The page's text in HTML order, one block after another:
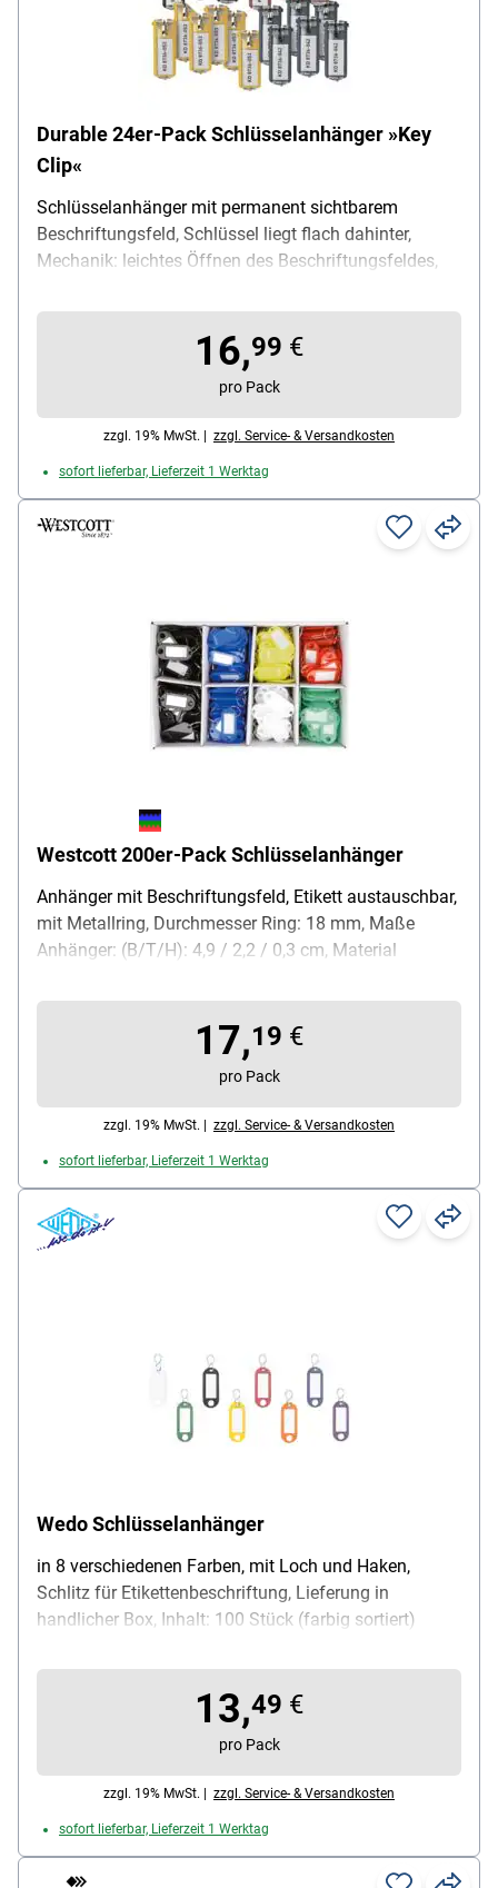
Durable 24er-Pack Schlüsselanhänger »Key
Clip«
Schlüsselanhänger mit permanent sichtbarem
Beschriftungsfeld, Schlüssel liegt flach dahinter,
Mechanik: leichtes Öffnen des Beschriftungsfeldes,
Schlüsselkästen »Key Box« und Schlüsselbrett »Key
Board«, kostenloser Download von
Beschriftungsvorlagen, Farbe: schwarz, rot, gelb, blau,
Lieferung farbig sortiert (je 6 Stück), Maße (B/T/H):
24/15/68 mm, Material: Kunststoff, Inhalt: 24 Stück
16,99 €
pro Pack
zzgl. 19% MwSt. | zzgl. Service- & Versandkosten
sofort lieferbar, Lieferzeit 1 Werktag
Westcott 200er-Pack Schlüsselanhänger
Anhänger mit Beschriftungsfeld, Etikett austauschbar,
mit Metallring, Durchmesser Ring: 18 mm, Maße
Anhänger: (B/T/H): 4,9 / 2,2 / 0,3 cm, Material
bedrucktem Etikett, Lieferumfang: 200
17,19 €
pro Pack
zzgl. 19% MwSt. | zzgl. Service- & Versandkosten
sofort lieferbar, Lieferzeit 1 Werktag
Wedo Schlüsselanhänger
in 8 verschiedenen Farben, mit Loch und Haken,
Schlitz für Etikettenbeschriftung, Lieferung in
handlicher Box, Inhalt: 100 Stück (farbig sortiert)
13,49 €
pro Pack
zzgl. 19% MwSt. | zzgl. Service- & Versandkosten
sofort lieferbar, Lieferzeit 1 Werktag